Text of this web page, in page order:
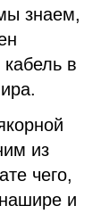
знаем,
в
из
чего,
и